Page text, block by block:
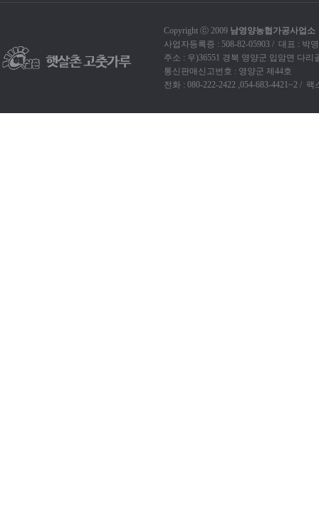
Copyright ⓒ 2009 남영양농협가공사업소
사업자등록증 : 508-82-05903 / 대표 :
주소 : 우)36551 경북 영양군 입암면 다
통신판매신고번호 : 영양군 제44호
전화 : 080-222-2422 ,054-683-4421~2 /